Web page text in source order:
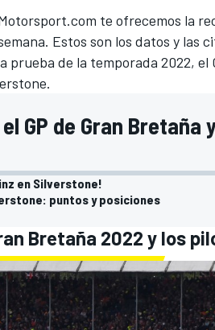
te ofrecemos la
Estos son los datos y las
prueba de la temporada 2022, el
.
GP de Gran Bretaña
en Silverstone!
puntos y posiciones
Bretaña 2022 y los